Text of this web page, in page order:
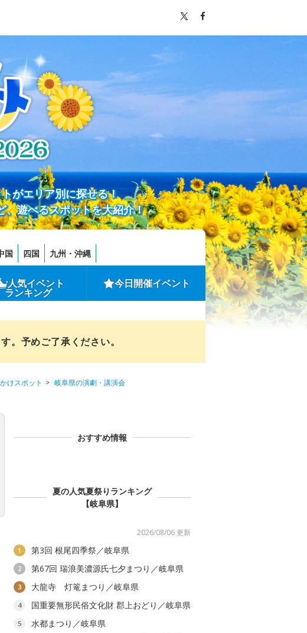
がエリア別に探せる！
、遊べるスポットを大紹介！
国 四国 九州・沖縄
人気イベント
ランキング
今日開催イベント
。予めご了承ください。
けスポット
岐阜県の演劇・講演会
おすすめ情報
夏の人気夏祭りランキング
【岐阜県】
2026/08/06 更新
1 第3回 根尾四季祭／岐阜県
2 第67回 瑞浪美濃源氏七夕まつり／岐阜県
3 大龍寺 灯篭まつり／岐阜県
4 国重要無形民俗文化財 郡上おどり／岐阜県
5
水都まつり／岐阜県